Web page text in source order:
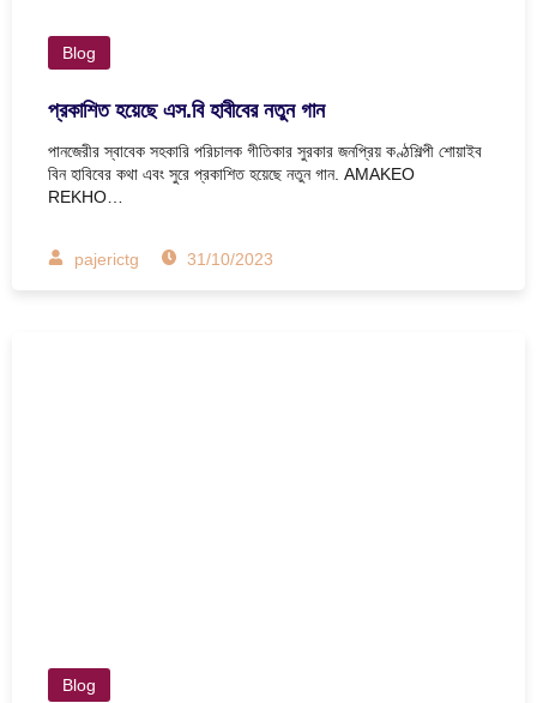
Blog
প্রকাশিত হয়েছে এস.বি হাবীবের নতুন গান
পানজেরীর স্বাবেক সহকারি পরিচালক গীতিকার সুরকার জনপ্রিয় কণ্ঠশিল্পী শোয়াইব
বিন হাবিবের কথা এবং সুরে প্রকাশিত হয়েছে নতুন গান. AMAKEO
REKHO…
pajerictg 31/10/2023
Blog